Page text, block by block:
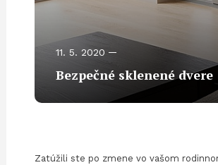
11. 5. 2020
Bezpečné sklenené dvere
Zatúžili ste po zmene vo vašom